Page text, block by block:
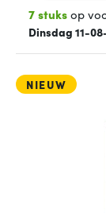
7 stuksop
Dinsdag 11-
NIEUW